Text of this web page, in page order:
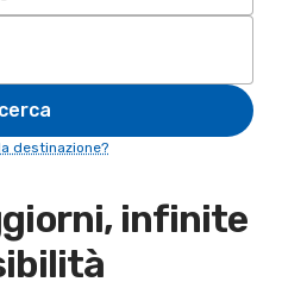
destinazione?
infinite